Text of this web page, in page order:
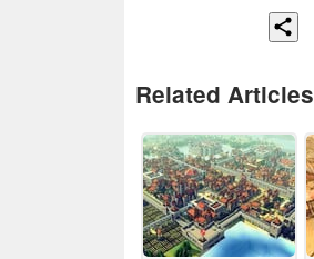
Related Articles